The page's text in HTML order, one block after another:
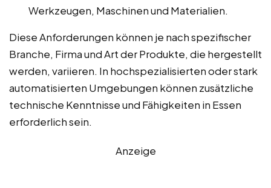
Werkzeugen, Maschinen und Materialien.
Diese Anforderungen können je nach spezifischer
Branche, Firma und Art der Produkte, die hergestellt
werden, variieren. In hochspezialisierten oder stark
automatisierten Umgebungen können zusätzliche
technische Kenntnisse und Fähigkeiten in Essen
erforderlich sein.
Anzeige